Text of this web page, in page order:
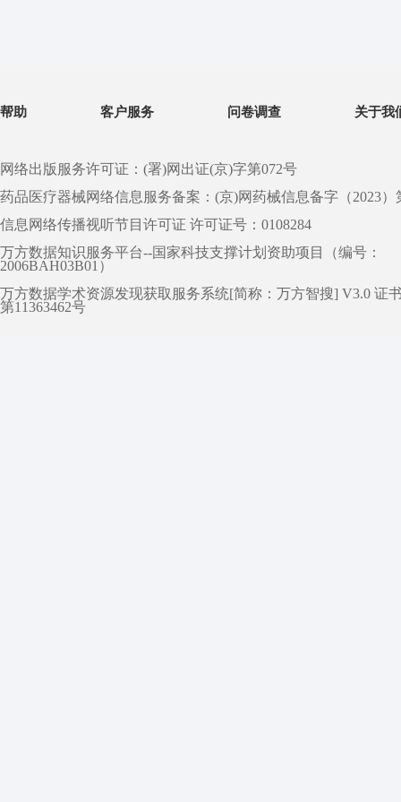
帮助 客户服务 问卷调查 关于我
网络出版服务许可证：(署)网出证(京)字第072号
药品医疗器械网络信息服务备案：(京)网药械信息备字（2023）
信息网络传播视听节目许可证 许可证号：0108284
万方数据知识服务平台--国家科技支撑计划资助项目（编号：
2006BAH03B01）
万方数据学术资源发现获取服务系统[简称：万方智搜] V3.0 证
第11363462号